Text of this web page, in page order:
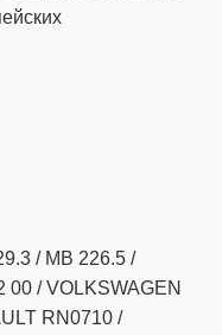
/ MB 226.5 /
00 / VOLKSWAGEN
RN0710 /